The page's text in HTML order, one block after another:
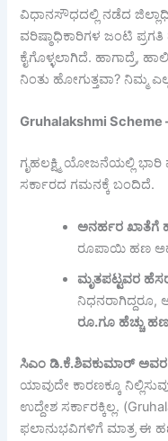
ವಿಧಾನಸೌಧದಲ್ಲಿ ನಡೆದ
ವರಿಷ್ಠಾಧಿಕಾರಿಗಳ ಜಂಟಿ
ಕೈಗೊಳ್ಳಲಾಗಿದೆ. ಹಾಗಾದ್ರೆ,
ನಿಂತು ಹೋಗುತ್ತವಾ? ನಿಮ್ಮ
Gruhalakshmi Scheme –
ಗೃಹಲಕ್ಷ್ಮಿ ಯೋಜನೆಯಲ್ಲಿ
ಸರ್ಕಾರದ ಗಮನಕ್ಕೆ ಬಂದಿದೆ.
ಅನರ್ಹರ ಖಾತೆಗೆ
ರೂಪಾಯಿ ಹಣ
ಮೃತಪಟ್ಟವರ
ರೂ.ಗೂ ಹೆಚ್ಚು ಹಣ
ಸಿಎಂ ಡಿ.ಕೆ.ಶಿವಕುಮಾರ್ ಅವರ
ಯಾವುದೇ ಕಾರಣಕ್ಕೂ
ಉದ್ದೇಶ ಸರ್ಕಾರಕ್ಕಿಲ್ಲ.
ಫಲಾನುಭವಿಗಳಿಗೆ ಮಾತ್ರ ಈ